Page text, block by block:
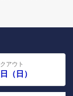
アウト
（日）